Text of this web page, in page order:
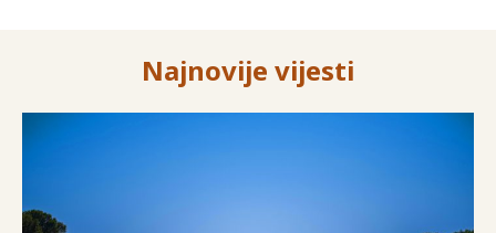
Najnovije vijesti